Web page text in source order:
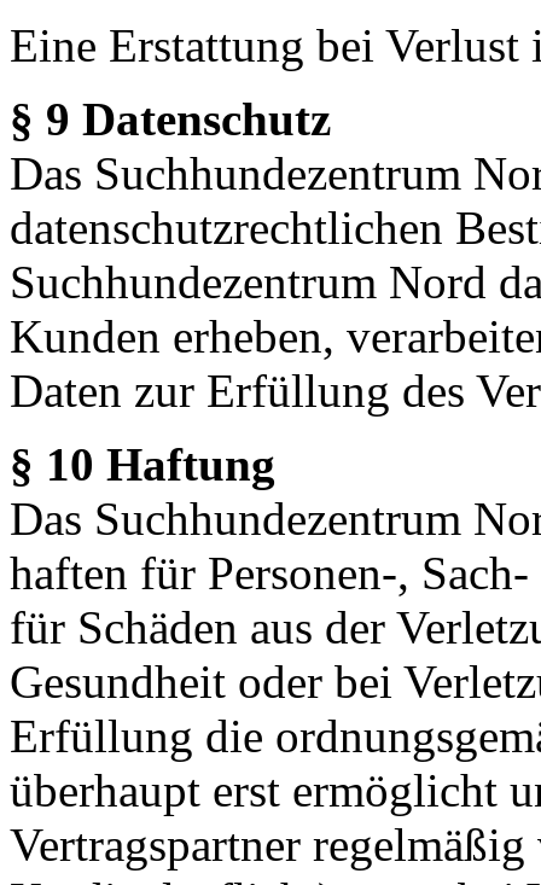
Eine Erstattung bei Verlust
§ 9 Datenschutz
Das Suchhundezentrum
datenschutzrechtlichen
Suchhundezentrum Nord
Kunden erheben,
Daten zur Erfüllung des
§ 10 Haftung
Das Suchhundezentrum
haften für Personen-,
für Schäden aus der
Gesundheit oder bei
Erfüllung die
überhaupt erst ermöglicht
Vertragspartner